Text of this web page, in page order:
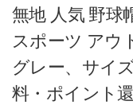
無地 人気 野球
スポーツ アウ
グレー、サイ
料・ポイント